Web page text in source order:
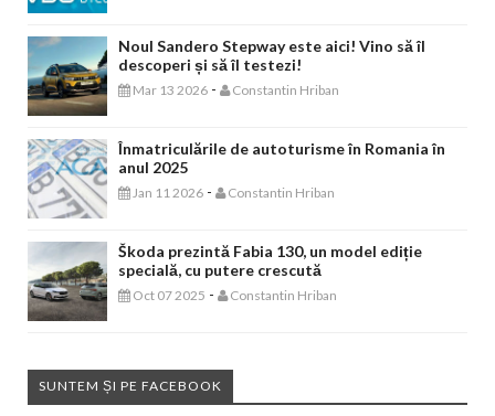
Noul Sandero Stepway este aici! Vino să îl
descoperi și să îl testezi!
Mar 13 2026 - Constantin Hriban
Înmatriculările de autoturisme în Romania în
anul 2025
Jan 11 2026 - Constantin Hriban
Škoda prezintă Fabia 130, un model ediție
specială, cu putere crescută
Oct 07 2025 - Constantin Hriban
SUNTEM ȘI PE FACEBOOK